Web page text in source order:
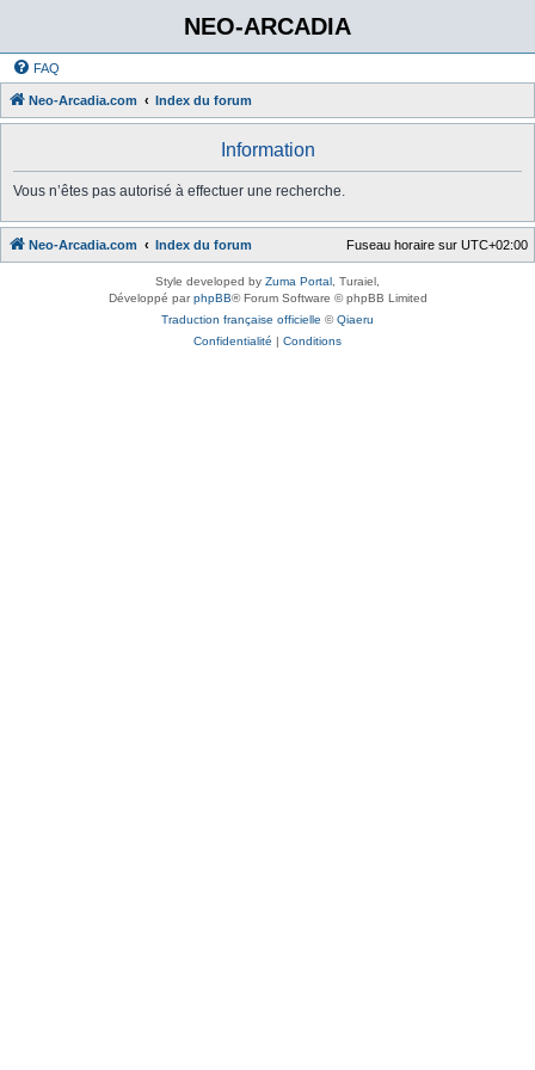
NEO-ARCADIA
FAQ
Neo-Arcadia.com Index du forum
Information
Vous n’êtes pas autorisé à effectuer une recherche.
Neo-Arcadia.com Index du forum Fuseau horaire sur UTC+02:00
Style developed by Zuma Portal , Turaiel,
Développé parphpBB® Forum Software © phpBB Limited
Traduction française officielle ©Qiaeru
Confidentialité | Conditions